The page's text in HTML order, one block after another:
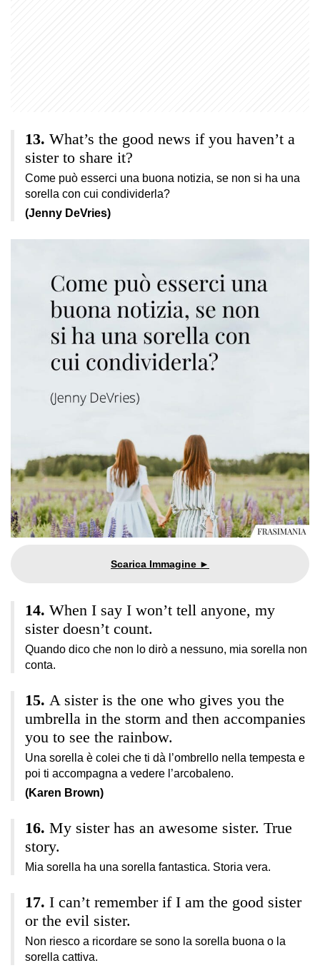
What’s the good news if you haven’t a
sister to share it?
Come può esserci una buona notizia, se non si ha una
sorella con cui condividerla?
(Jenny DeVries)
When I say I won’t tell anyone, my
sister doesn’t count.
Quando dico che non lo dirò a nessuno, mia sorella non
conta.
A sister is the one who gives you the
umbrella in the storm and then accompanies
you to see the rainbow.
Una sorella è colei che ti dà l’ombrello nella tempesta e
poi ti accompagna a vedere l’arcobaleno.
(Karen Brown)
My sister has an awesome sister. True
story.
Mia sorella ha una sorella fantastica. Storia vera.
I can’t remember if I am the good sister
or the evil sister.
Non riesco a ricordare se sono la sorella buona o la
sorella cattiva.